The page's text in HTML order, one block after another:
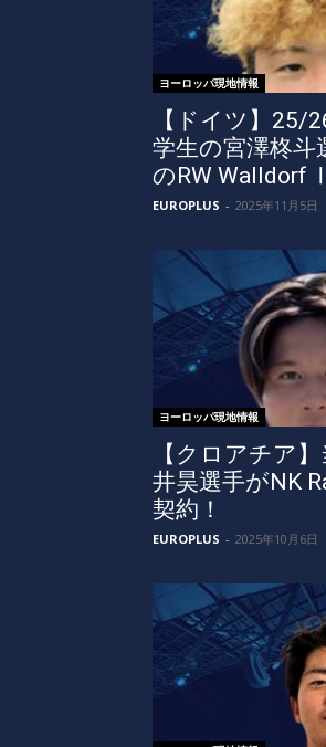
ヨーロッパ現地情報
【ドイツ】25/
学生の宮澤柊斗
のRW Walldorf
EUROPLUS - 2025年11月5日
ヨーロッパ現地情報
【クロアチア
井昊選手がNK
契約！
EUROPLUS - 2025年10月6日